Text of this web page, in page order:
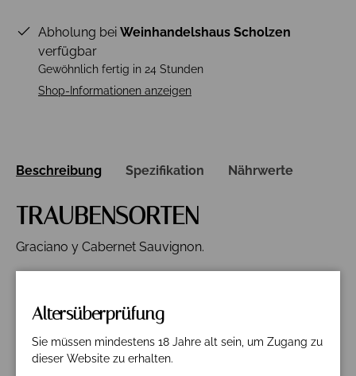
Abholung bei Weinhandelshaus Scholzen
verfügbar
Gewöhnlich fertig in 24 Stunden
Shop-Informationen anzeigen
Beschreibung Spezifikation Nährwerte
TRAUBENSORTEN
Graciano y Cabernet Sauvignon.
„…Wonne, Genuss und Ausgewogenheit. Mit viel Körper
… und Seele.“
Grundlage dieses Weins sind die Trauben aus unseren
Altersüberprüfung
Sie müssen mindestens 18 Jahre alt sein, um Zugang zu
dieser Website zu erhalten.